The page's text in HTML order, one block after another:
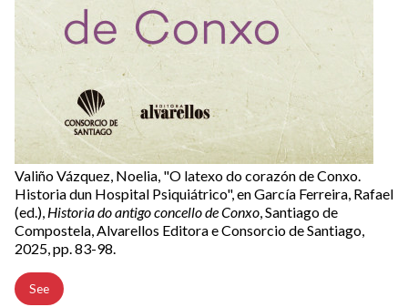
Valiño Vázquez, Noelia, "O latexo do corazón de Conxo.
Historia dun Hospital Psiquiátrico", en García Ferreira, Rafael
(ed.), Historia do antigo concello de Conxo, Santiago de
Compostela, Alvarellos Editora e Consorcio de Santiago,
2025, pp. 83-98.
See